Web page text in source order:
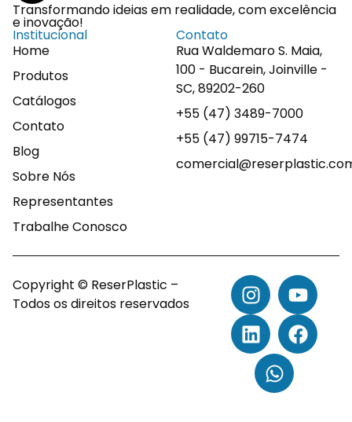
Transformando ideias em realidade, com excelência
e inovação!
Institucional
Home
Produtos
Catálogos
Contato
Blog
Sobre Nós
Representantes
Trabalhe Conosco
Contato
Rua Waldemaro S. Maia,
100 - Bucarein, Joinville -
SC, 89202-260
+55 (47) 3489-7000
+55 (47) 99715-7474
Copyright © ReserPlastic –
Todos os direitos reservados